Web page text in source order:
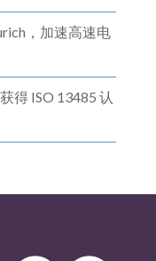
，加速高速电
得 ISO 13485 认